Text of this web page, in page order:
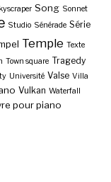
Song Sonnet
Studio Sénérade Série
Temple Texte
Town square Tragedy
Université Valse Villa
Vulkan Waterfall
pour piano